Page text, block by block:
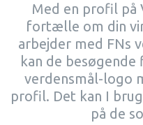
Med en profil på
fortælle om din
arbejder med FNs
kan de
verdensmål-logo
profil. Det kan I
på de